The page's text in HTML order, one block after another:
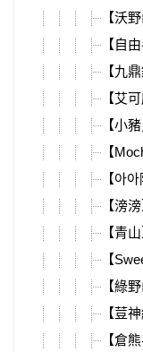
【沃
【自
【九
【艾
【小
【
【아
【滂
【青
【
【綠
【荳
【倉